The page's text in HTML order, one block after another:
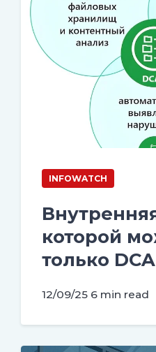
INFOWATCH
которой
только
12/09/25 6 min read